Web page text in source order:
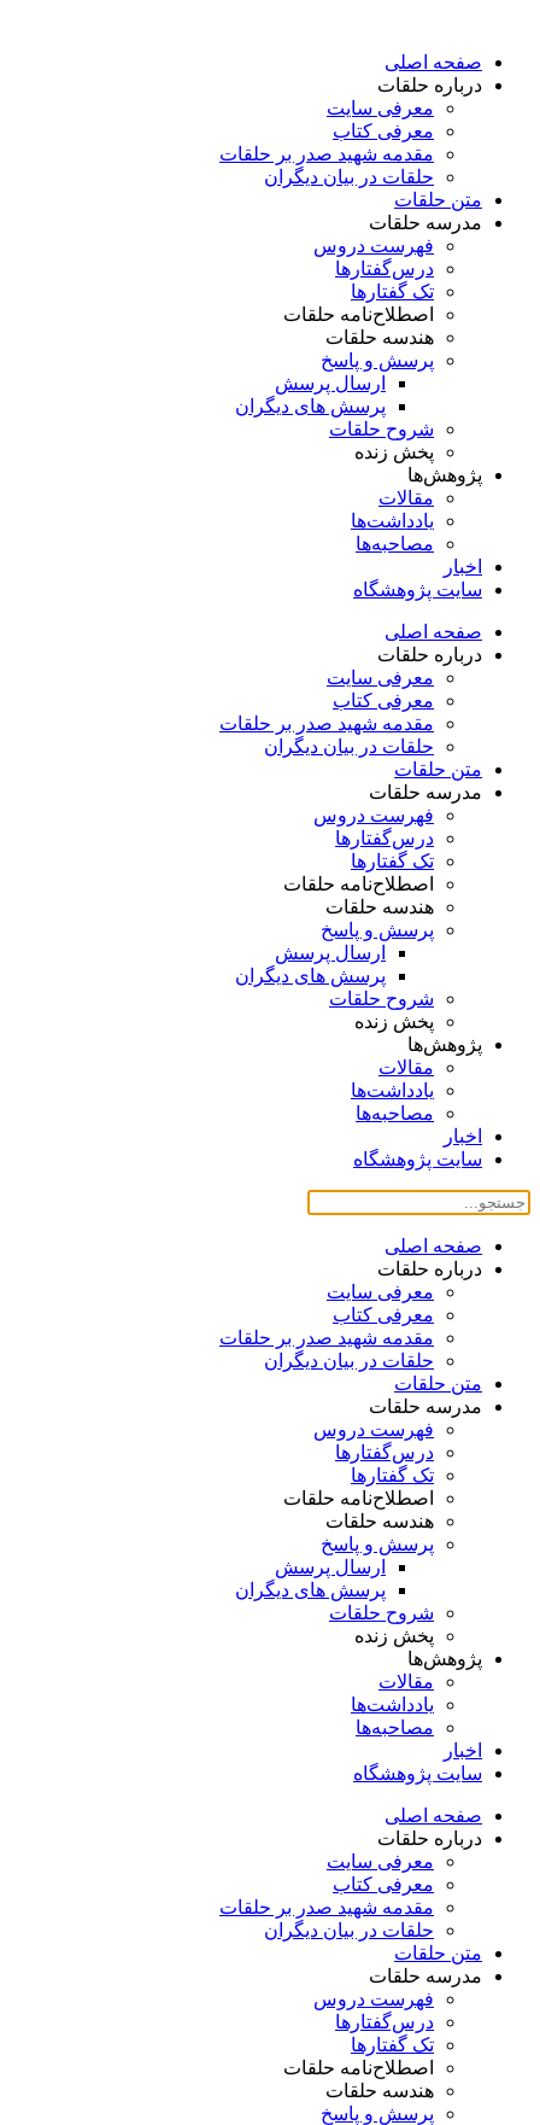
محتوا
صفحه اصلی
درباره حلقات
معرفی سایت
معرفی کتاب
مقدمه شهید صدر بر حلقات
حلقات در بیان دیگران
متن حلقات
مدرسه حلقات
فهرست دروس
درس‌گفتار‌ها
تک گفتارها
اصطلاح‌نامه حلقات
هندسه حلقات
پرسش و پاسخ
ارسال پرسش
پرسش های دیگران
شروح حلقات
پخش زنده
پژوهش‌ها
مقالات
یادداشت‌ها
مصاحبه‌ها
اخبار
سایت پژوهشگاه
صفحه اصلی
درباره حلقات
معرفی سایت
معرفی کتاب
مقدمه شهید صدر بر حلقات
حلقات در بیان دیگران
متن حلقات
مدرسه حلقات
فهرست دروس
درس‌گفتار‌ها
تک گفتارها
اصطلاح‌نامه حلقات
هندسه حلقات
پرسش و پاسخ
ارسال پرسش
پرسش های دیگران
شروح حلقات
پخش زنده
پژوهش‌ها
مقالات
یادداشت‌ها
مصاحبه‌ها
اخبار
سایت پژوهشگاه
صفحه اصلی
درباره حلقات
معرفی سایت
معرفی کتاب
مقدمه شهید صدر بر حلقات
حلقات در بیان دیگران
متن حلقات
مدرسه حلقات
فهرست دروس
درس‌گفتار‌ها
تک گفتارها
اصطلاح‌نامه حلقات
هندسه حلقات
پرسش و پاسخ
ارسال پرسش
پرسش های دیگران
شروح حلقات
پخش زنده
پژوهش‌ها
مقالات
یادداشت‌ها
مصاحبه‌ها
اخبار
سایت پژوهشگاه
صفحه اصلی
درباره حلقات
معرفی سایت
معرفی کتاب
مقدمه شهید صدر بر حلقات
حلقات در بیان دیگران
متن حلقات
مدرسه حلقات
فهرست دروس
درس‌گفتار‌ها
تک گفتارها
اصطلاح‌نامه حلقات
هندسه حلقات
پرسش و پاسخ